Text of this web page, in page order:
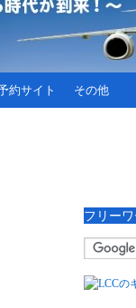
約サイト その他
フリー